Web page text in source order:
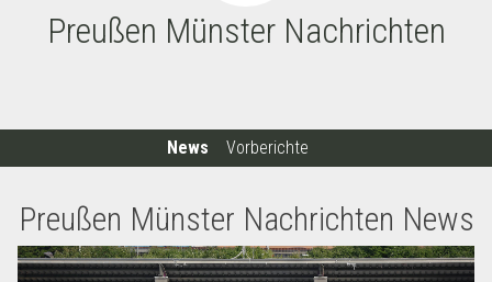
Preußen Münster Nachrichten
News Vorberichte
Preußen Münster Nachrichten News